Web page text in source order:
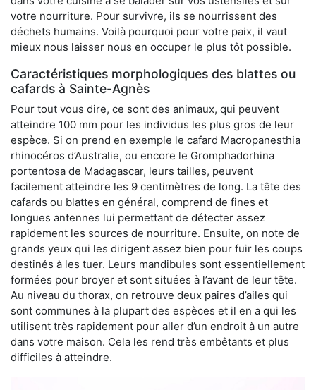
votre nourriture. Pour survivre, ils se nourrissent des
déchets humains. Voilà pourquoi pour votre paix, il vaut
mieux nous laisser nous en occuper le plus tôt possible.
Caractéristiques morphologiques des blattes ou
cafards à Sainte-Agnès
Pour tout vous dire, ce sont des animaux, qui peuvent
atteindre 100 mm pour les individus les plus gros de leur
espèce. Si on prend en exemple le cafard Macropanesthia
rhinocéros d’Australie, ou encore le Gromphadorhina
portentosa de Madagascar, leurs tailles, peuvent
facilement atteindre les 9 centimètres de long. La tête des
cafards ou blattes en général, comprend de fines et
longues antennes lui permettant de détecter assez
rapidement les sources de nourriture. Ensuite, on note de
grands yeux qui les dirigent assez bien pour fuir les coups
destinés à les tuer. Leurs mandibules sont essentiellement
formées pour broyer et sont situées à l’avant de leur tête.
Au niveau du thorax, on retrouve deux paires d’ailes qui
sont communes à la plupart des espèces et il en a qui les
utilisent très rapidement pour aller d’un endroit à un autre
dans votre maison. Cela les rend très embêtants et plus
difficiles à atteindre.